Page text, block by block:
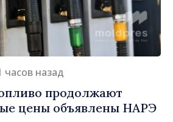
часов назад
продолжают
цены объявлены НАРЭ